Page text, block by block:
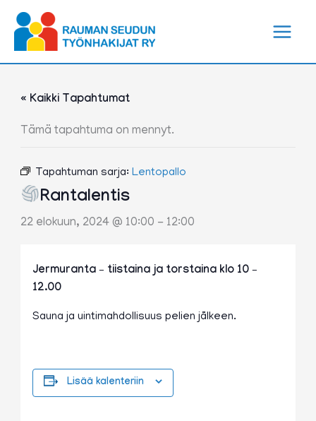
sisältöön
« Kaikki Tapahtumat
Tämä tapahtuma on mennyt.
Tapahtuman sarja:Lentopallo
Rantalentis
22 elokuun, 2024 @ 10:00 - 12:00
Jermuranta – tiistaina ja torstaina klo 10 –
12.00
Sauna ja uintimahdollisuus pelien jälkeen.
Lisää kalenteriin